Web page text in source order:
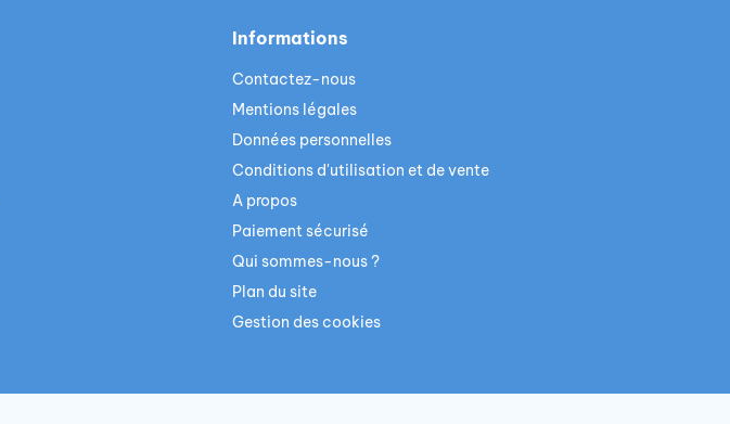
Informations
Contactez-nous
Mentions légales
Données personnelles
Conditions d'utilisation et de vente
A propos
Paiement sécurisé
Qui sommes-nous ?
Plan du site
Gestion des cookies